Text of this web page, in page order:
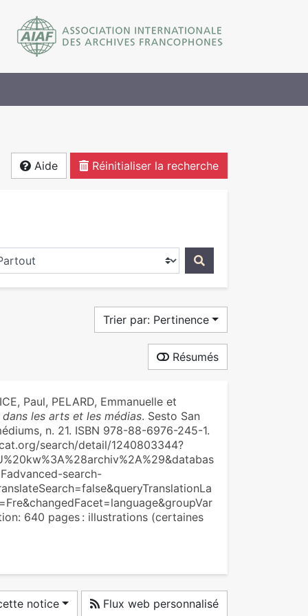
Aide Réinitialiser la recherche
dans...
Trier par: Pertinence
Résumés
Paul, PELARD, Emmanuelle et
les arts et les médias. Sesto San
n. 21. ISBN 978-88-6976-245-1.
search/detail/1240803344?
search-
640 pages : illustrations (certaines
notice Flux web personnalisé